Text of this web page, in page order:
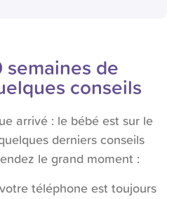
de
conseils
arrivé : le bébé est sur le
derniers conseils
le grand moment :
téléphone est toujours